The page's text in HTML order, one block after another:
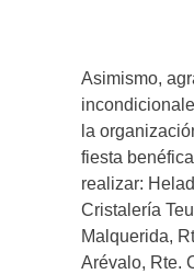
Asimismo,
la
fiesta
realizar:
Cristalería
Malquerida,
Arévalo, Rte.